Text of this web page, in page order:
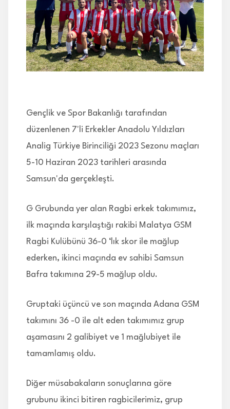
İLETİŞİM
Gençlik ve Spor Bakanlığı tarafından
düzenlenen 7'li Erkekler Anadolu Yıldızları
Analig Türkiye Birinciliği 2023 Sezonu maçları
5-10 Haziran 2023 tarihleri arasında
Samsun'da gerçekleşti.
G Grubunda yer alan Ragbi erkek takımımız,
ilk maçında karşılaştığı rakibi Malatya GSM
Ragbi Kulübünü 36-0 ‘lık skor ile mağlup
ederken, ikinci maçında ev sahibi Samsun
Bafra takımına 29-5 mağlup oldu.
Gruptaki üçüncü ve son maçında Adana GSM
takımını 36 -0 ile alt eden takımımız grup
aşamasını 2 galibiyet ve 1 mağlubiyet ile
tamamlamış oldu.
Diğer müsabakaların sonuçlarına göre
grubunu ikinci bitiren ragbicilerimiz, grup